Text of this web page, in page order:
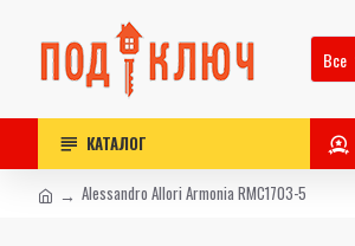
Все
КАТАЛОГ
Alessandro Allori Armonia RMC1703-5